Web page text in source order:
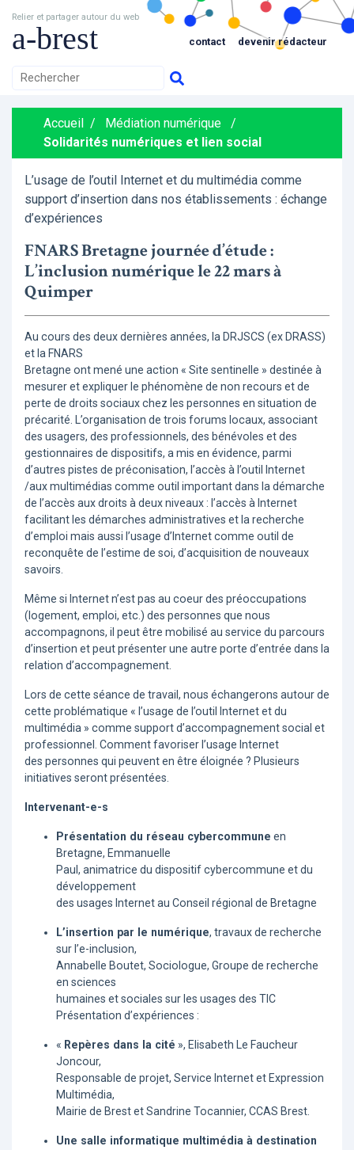
Relier et partager autour du web
a-brest contact devenir rédacteur
Accueil / Médiation numérique
/
Solidarités numériques et lien social
L’usage de l’outil Internet et du multimédia comme
support d’insertion dans nos établissements : échange
d’expériences
FNARS Bretagne journée d’étude :
L’inclusion numérique le 22 mars à
Quimper
Au cours des deux dernières années, la DRJSCS (ex DRASS)
et la FNARS
Bretagne ont mené une action « Site sentinelle » destinée à
mesurer et expliquer le phénomène de non recours et de
perte de droits sociaux chez les personnes en situation de
précarité. L’organisation de trois forums locaux, associant
des usagers, des professionnels, des bénévoles et des
gestionnaires de dispositifs, a mis en évidence, parmi
d’autres pistes de préconisation, l’accès à l’outil Internet
/aux multimédias comme outil important dans la démarche
de l’accès aux droits à deux niveaux : l’accès à Internet
facilitant les démarches administratives et la recherche
d’emploi mais aussi l’usage d’Internet comme outil de
reconquête de l’estime de soi, d’acquisition de nouveaux
savoirs.
Même si Internet n’est pas au coeur des préoccupations
(logement, emploi, etc.) des personnes que nous
accompagnons, il peut être mobilisé au service du parcours
d’insertion et peut présenter une autre porte d’entrée dans la
relation d’accompagnement.
Lors de cette séance de travail, nous échangerons autour de
cette problématique « l’usage de l’outil Internet et du
multimédia » comme support d’accompagnement social et
professionnel. Comment favoriser l’usage Internet
des personnes qui peuvent en être éloignée ? Plusieurs
initiatives seront présentées.
Intervenant-e-s
Présentation du réseau cybercommune en
Bretagne, Emmanuelle
Paul, animatrice du dispositif cybercommune et du
développement
des usages Internet au Conseil régional de Bretagne
L’insertion par le numérique, travaux de recherche
sur l’e-inclusion,
Annabelle Boutet, Sociologue, Groupe de recherche
en sciences
humaines et sociales sur les usages des TIC
Présentation d’expériences :
« Repères dans la cité », Elisabeth Le Faucheur
Joncour,
Responsable de projet, Service Internet et Expression
Multimédia,
Mairie de Brest et Sandrine Tocannier, CCAS Brest.
Une salle informatique multimédia à destination